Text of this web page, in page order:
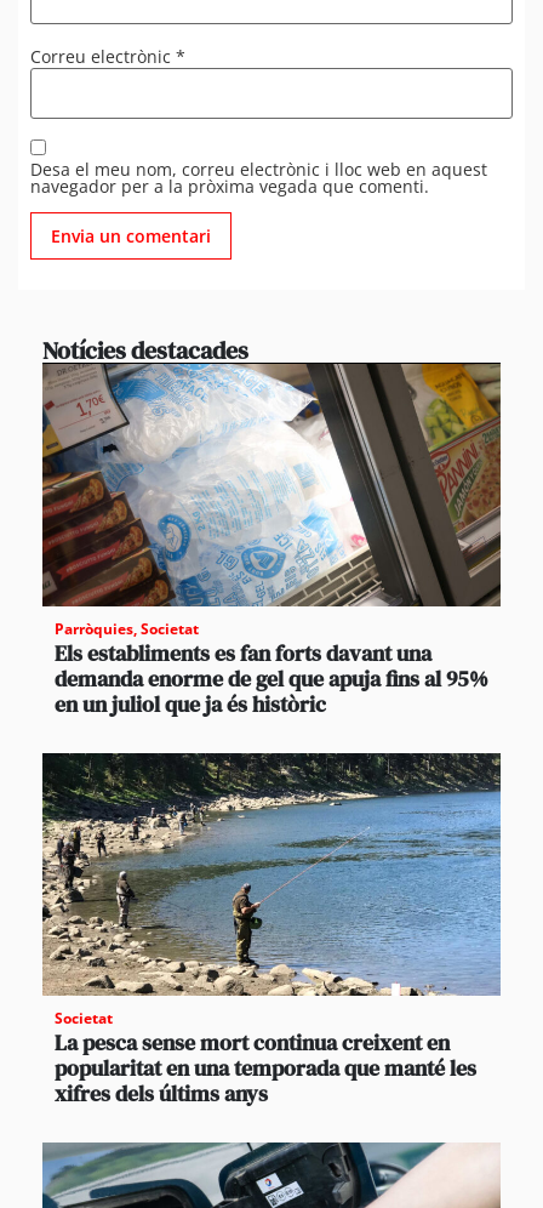
Correu electrònic *
Desa el meu nom, correu electrònic i lloc web en aquest
navegador per a la pròxima vegada que comenti.
Notícies destacades
Parròquies,Societat
Els establiments es fan forts davant una
demanda enorme de gel que apuja fins al 95%
en un juliol que ja és històric
Societat
La pesca sense mort continua creixent en
popularitat en una temporada que manté les
xifres dels últims anys